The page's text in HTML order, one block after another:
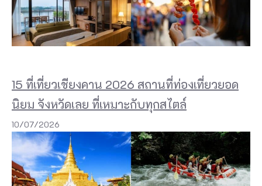
15 ที่เที่ยวเชียงคาน 2026 สถานที่ท่องเที่ยวยอด
นิยม จังหวัดเลย ที่เหมาะกับทุกสไตล์
10/07/2026